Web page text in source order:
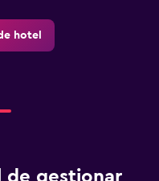
hotel
de gestionar